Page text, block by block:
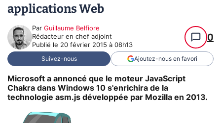
applications Web
Par Guillaume Belfiore
Rédacteur en chef adjoint
Publié le 20 février 2015 à 08h13
0
Suivez-nous Ajoutez-nous en favori
Microsoft a annoncé que le moteur JavaScript
Chakra dans Windows 10 s'enrichira de la
technologie asm.js développée par Mozilla en 2013.